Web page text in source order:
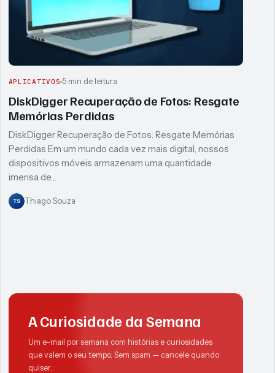
APLICATIVOS 5 min de leitura
DiskDigger Recuperação de Fotos: Resgate
Memórias Perdidas
DiskDigger Recuperação de Fotos: Resgate Memórias
Perdidas Em um mundo cada vez mais digital, nossos
dispositivos móveis armazenam uma quantidade
imensa de…
TS Thiago Souza
A Curiosidade da Semana
Um e-mail por semana com histórias e curiosidades
que valem o seu tempo. Sem spam — cancele quando
quiser.